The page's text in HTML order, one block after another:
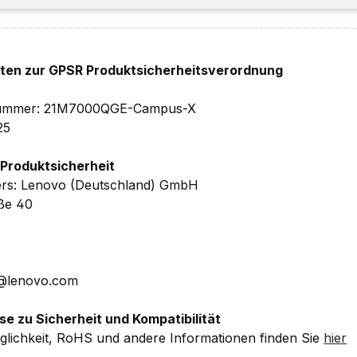
zur GPSR Produktsicherheitsverordnung
21M7000QGE-Campus-X
Lenovo (Deutschland) GmbH
40
zu Sicherheit und Kompatibilität
RoHS und andere Informationen finden Sie hier